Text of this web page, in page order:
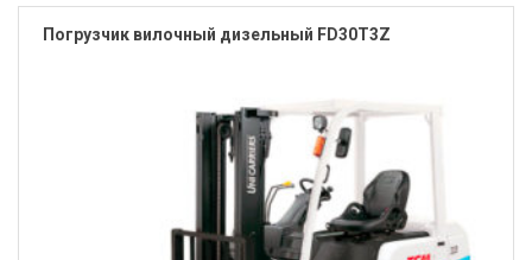
Погрузчик вилочный дизельный FD30T3Z